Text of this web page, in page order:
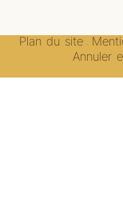
Plan du site-
Annuler